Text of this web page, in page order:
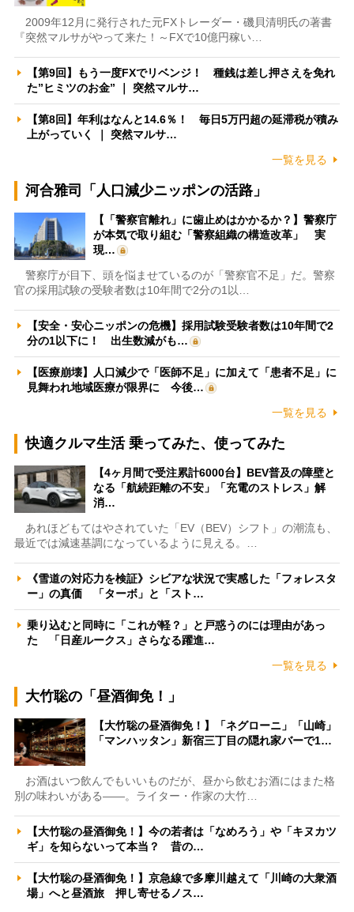
2009年12月に発行された元FXトレーダー・磯貝清明氏の著書
『突然マルサがやって来た！～FXで10億円稼い…
【第9回】もう一度FXでリベンジ！ 種銭は差し押さえを免れ
た”ヒミツのお金” ｜ 突然マルサ…
【第8回】年利はなんと14.6％！ 毎日5万円超の延滞税が積み
上がっていく ｜ 突然マルサ…
一覧を見る
河合雅司「人口減少ニッポンの活路」
【「警察官離れ」に歯止めはかかるか？】警察庁
が本気で取り組む「警察組織の構造改革」 実
現…
警察庁が目下、頭を悩ませているのが「警察官不足」だ。警察
官の採用試験の受験者数は10年間で2分の1以…
【安全・安心ニッポンの危機】採用試験受験者数は10年間で2
分の1以下に！ 出生数減がも…
【医療崩壊】人口減少で「医師不足」に加えて「患者不足」に
見舞われ地域医療が限界に 今後…
一覧を見る
快適クルマ生活 乗ってみた、使ってみた
【4ヶ月間で受注累計6000台】BEV普及の障壁と
なる「航続距離の不安」「充電のストレス」解
消…
あれほどもてはやされていた「EV（BEV）シフト」の潮流も、
最近では減速基調になっているように見える。…
《雪道の対応力を検証》シビアな状況で実感した「フォレスタ
ー」の真価 「ターボ」と「スト…
乗り込むと同時に「これが軽？」と戸惑うのには理由があっ
た 「日産ルークス」さらなる躍進…
一覧を見る
大竹聡の「昼酒御免！」
【大竹聡の昼酒御免！】「ネグローニ」「山崎」
「マンハッタン」新宿三丁目の隠れ家バーで1…
お酒はいつ飲んでもいいものだが、昼から飲むお酒にはまた格
別の味わいがある――。ライター・作家の大竹…
【大竹聡の昼酒御免！】今の若者は「なめろう」や「キヌカツ
ギ」を知らないって本当？ 昔の…
【大竹聡の昼酒御免！】京急線で多摩川越えて「川崎の大衆酒
場」へと昼酒旅 押し寄せるノス…